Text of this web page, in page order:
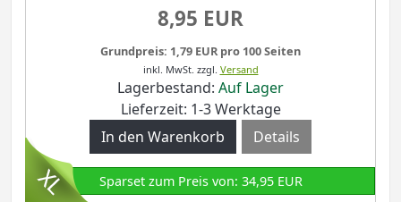
8,95 EUR
Grundpreis: 1,79 EUR pro 100 Seiten
inkl. MwSt. zzgl. Versand
Lagerbestand: Auf Lager
Lieferzeit: 1-3 Werktage
Details
Sparset zum Preis von: 34,95 EUR